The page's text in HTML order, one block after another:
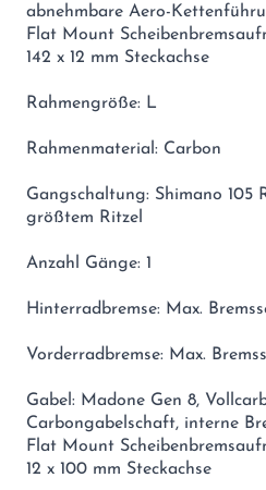
abnehmbare Aero-
Flat Mount
142 x 12 mm Steckachse
Rahmengröße: L
Rahmenmaterial: Carbon
Gangschaltung: Shimano 105
größtem Ritzel
Anzahl Gänge: 1
Hinterradbremse: Max.
Vorderradbremse: Max.
Gabel: Madone Gen 8,
Carbongabelschaft, interne
Flat Mount
12 x 100 mm Steckachse